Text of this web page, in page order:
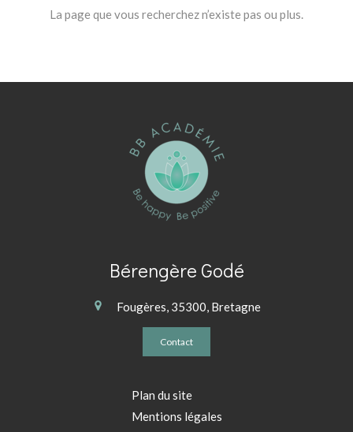
La page que vous recherchez n’existe pas ou plus.
Bérengère Godé
Fougères, 35300, Bretagne
Contact
Plan du site
Mentions légales